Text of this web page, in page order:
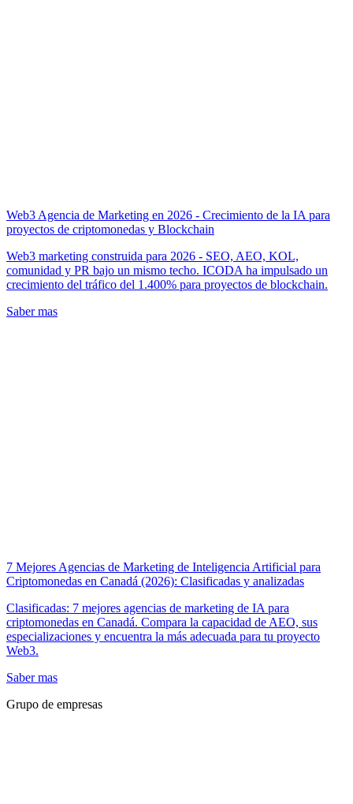
Web3 Agencia de Marketing en 2026 - Crecimiento de la IA para
proyectos de criptomonedas y Blockchain
Web3 marketing construida para 2026 - SEO, AEO, KOL,
comunidad y PR bajo un mismo techo. ICODA ha impulsado un
crecimiento del tráfico del 1.400% para proyectos de blockchain.
Saber mas
7 Mejores Agencias de Marketing de Inteligencia Artificial para
Criptomonedas en Canadá (2026): Clasificadas y analizadas
Clasificadas: 7 mejores agencias de marketing de IA para
criptomonedas en Canadá. Compara la capacidad de AEO, sus
especializaciones y encuentra la más adecuada para tu proyecto
Web3.
Saber mas
Grupo de empresas